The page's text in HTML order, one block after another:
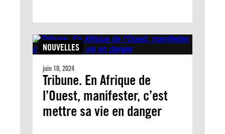
NOUVELLES
juin 10, 2024
Tribune. En Afrique de
l’Ouest, manifester, c’est
mettre sa vie en danger